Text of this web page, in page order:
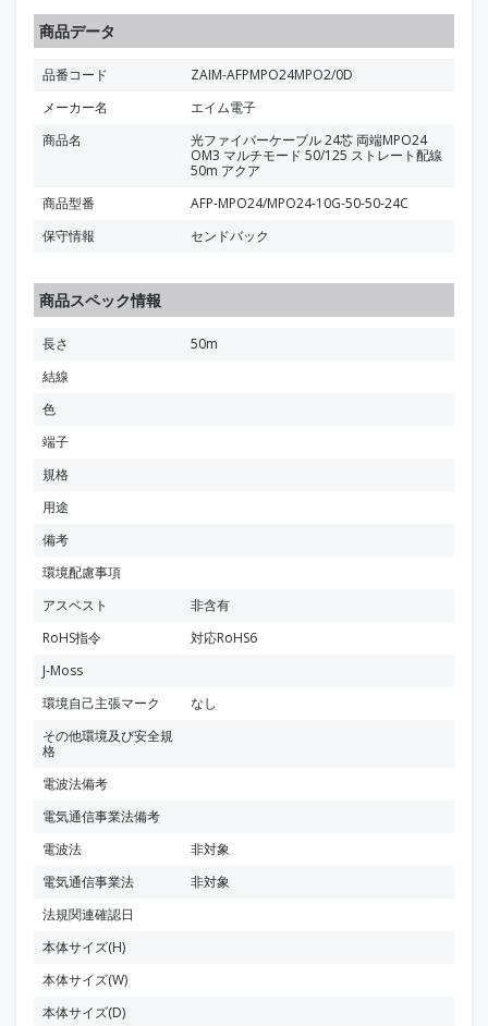
商品データ
品番コード
ZAIM-AFPMPO24MPO2/0D
メーカー名
エイム電子
商品名
光ファイバーケーブル 24芯 両端MPO24
OM3 マルチモード 50/125 ストレート配線
50m アクア
商品型番
AFP-MPO24/MPO24-10G-50-50-24C
保守情報
センドバック
商品スペック情報
長さ
50m
結線
色
端子
規格
用途
備考
環境配慮事項
アスベスト
非含有
RoHS指令
対応RoHS6
J-Moss
環境自己主張マーク
なし
その他環境及び安全規
格
電波法備考
電気通信事業法備考
電波法
非対象
電気通信事業法
非対象
法規関連確認日
本体サイズ(H)
本体サイズ(W)
本体サイズ(D)